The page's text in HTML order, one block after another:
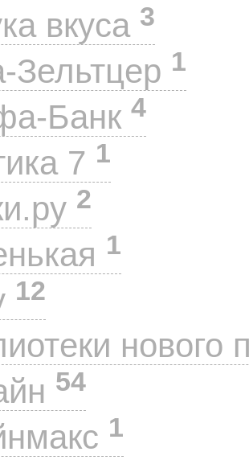
вкуса 3
Зельтцер 1
Банк 4
7 1
2
1
12
нового
54
1